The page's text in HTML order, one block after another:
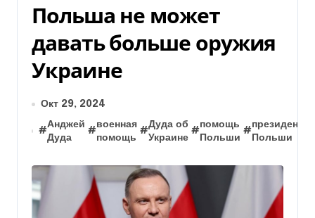
Польша не может
давать больше оружия
Украине
Окт 29, 2024
#
Анджей
Дуда
#
военная
помощь
#
Дуда об
Украине
#
помощь
Польши
#
президент
Польши